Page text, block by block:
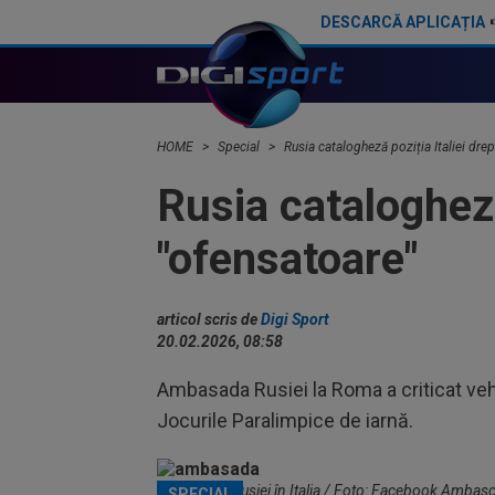
DESCARCĂ APLICAȚIA
HOME Special Rusia catalogheză poziția Italiei
Rusia
"ofensatoare"
articol scris deDigi Sport
20.02.2026, 08:58
Ambasada Rusiei la Roma a criticat
Jocurile Paralimpice de iarnă.
Ambasada Rusiei în Italia / Foto: Facebook